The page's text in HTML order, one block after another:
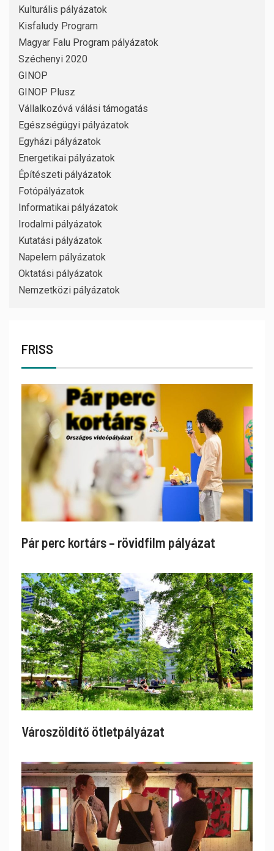
Kulturális pályázatok
Kisfaludy Program
Magyar Falu Program pályázatok
Széchenyi 2020
GINOP
GINOP Plusz
Vállalkozóvá válási támogatás
Egészségügyi pályázatok
Egyházi pályázatok
Energetikai pályázatok
Építészeti pályázatok
Fotópályázatok
Informatikai pályázatok
Irodalmi pályázatok
Kutatási pályázatok
Napelem pályázatok
Oktatási pályázatok
Nemzetközi pályázatok
FRISS
Pár perc kortárs – rövidfilm pályázat
Városzöldítő ötletpályázat